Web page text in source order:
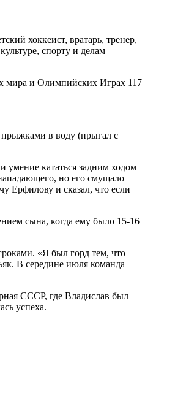
хоккеист, вратарь, тренер,
спорту и делам
мира и Олимпийских Играх 117
прыжками в воду (прыгал с
кататься задним ходом
но его смущало
Ерфилову и сказал, что если
сына, когда ему было 15-16
«Я был горд тем, что
В середине июля команда
СССР, где Владислав был
успеха.